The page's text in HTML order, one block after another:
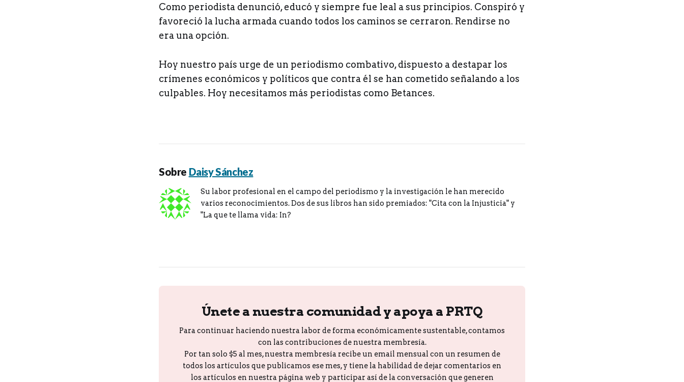
Como periodista denunció, educó y siempre fue leal a sus principios. Conspiró y
favoreció la lucha armada cuando todos los caminos se cerraron. Rendirse no
era una opción.
Hoy nuestro país urge de un periodismo combativo, dispuesto a destapar los
crímenes económicos y políticos que contra él se han cometido señalando a los
culpables. Hoy necesitamos más periodistas como Betances.
Sobre Daisy Sánchez
Su labor profesional en el campo del periodismo y la investigación le han merecido
varios reconocimientos. Dos de sus libros han sido premiados: "Cita con la Injusticia" y
"La que te llama vida: In?
Únete a nuestra comunidad y apoya a PRTQ
Para continuar haciendo nuestra labor de forma económicamente sustentable, contamos
con las contribuciones de nuestra membresía.
Por tan solo $5 al mes, nuestra membresía recibe un email mensual con un resumen de
todos los artículos que publicamos ese mes, y tiene la habilidad de dejar comentarios en
los artículos en nuestra página web y participar así de la conversación que generen